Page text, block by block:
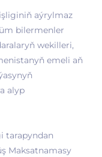
aýrylmaz
bilermenler
wekilleri,
emeli aň
alyp
tarapyndan
Maksatnamasy